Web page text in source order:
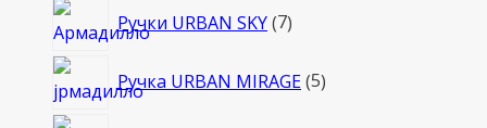
Ручки URBAN SKY 77
Ручка URBAN MIRAGE 55